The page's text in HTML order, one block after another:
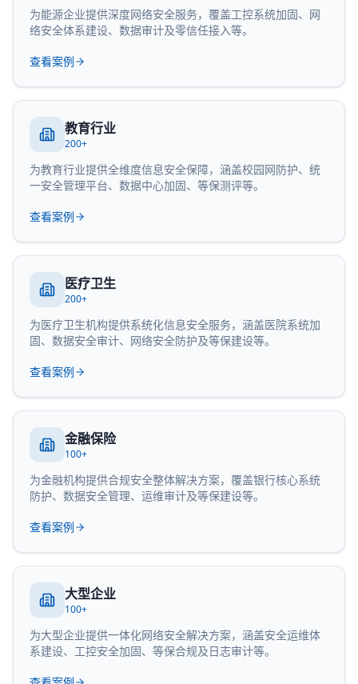
为能源企业提供深度网络安全服务，覆盖工控系统加固、网
络安全体系建设、数据审计及零信任接入等。
查看案例
教育行业
200+
为教育行业提供全维度信息安全保障，涵盖校园网防护、统
一安全管理平台、数据中心加固、等保测评等。
查看案例
医疗卫生
200+
为医疗卫生机构提供系统化信息安全服务，涵盖医院系统加
固、数据安全审计、网络安全防护及等保建设等。
查看案例
金融保险
100+
为金融机构提供合规安全整体解决方案，覆盖银行核心系统
防护、数据安全管理、运维审计及等保建设等。
查看案例
大型企业
100+
为大型企业提供一体化网络安全解决方案，涵盖安全运维体
系建设、工控安全加固、等保合规及日志审计等。